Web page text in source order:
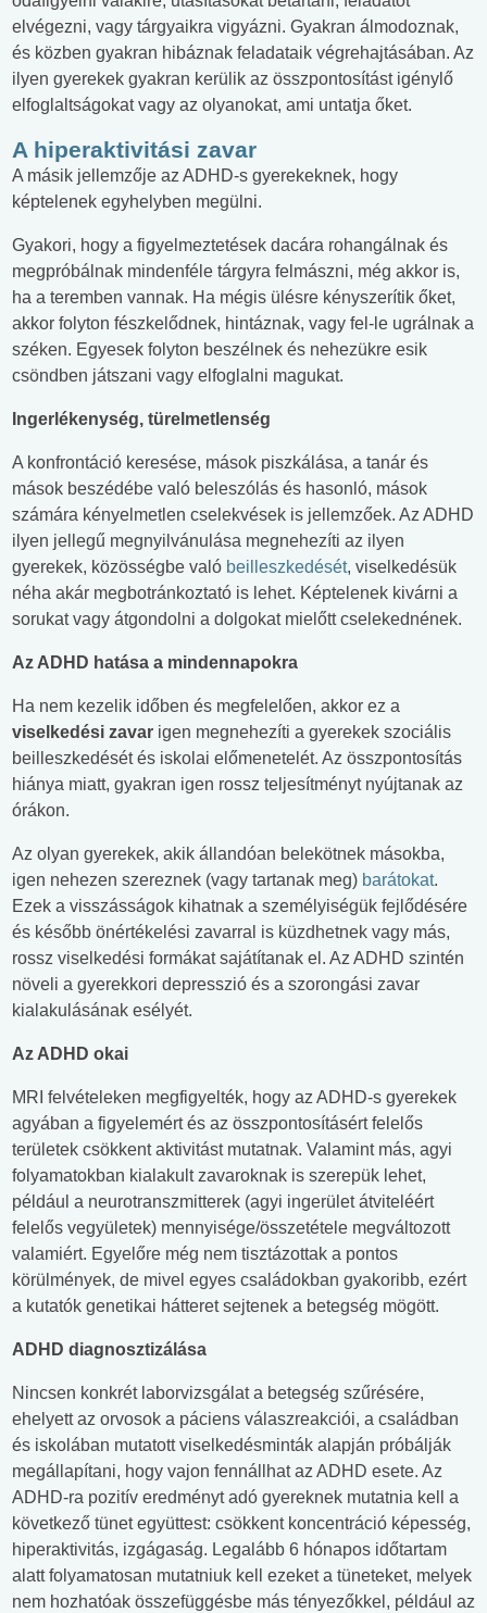
elvégezni, vagy tárgyaikra vigyázni. Gyakran álmodoznak,
és közben gyakran hibáznak feladataik végrehajtásában. Az
ilyen gyerekek gyakran kerülik az összpontosítást igénylő
elfoglaltságokat vagy az olyanokat, ami untatja őket.
A hiperaktivitási zavar
A másik jellemzője az ADHD-s gyerekeknek, hogy
képtelenek egyhelyben megülni.
Gyakori, hogy a figyelmeztetések dacára rohangálnak és
megpróbálnak mindenféle tárgyra felmászni, még akkor is,
ha a teremben vannak. Ha mégis ülésre kényszerítik őket,
akkor folyton fészkelődnek, hintáznak, vagy fel-le ugrálnak a
széken. Egyesek folyton beszélnek és nehezükre esik
csöndben játszani vagy elfoglalni magukat.
Ingerlékenység, türelmetlenség
A konfrontáció keresése, mások piszkálása, a tanár és
mások beszédébe való beleszólás és hasonló, mások
számára kényelmetlen cselekvések is jellemzőek. Az ADHD
ilyen jellegű megnyilvánulása megnehezíti az ilyen
gyerekek, közösségbe való beilleszkedését, viselkedésük
néha akár megbotránkoztató is lehet. Képtelenek kivárni a
sorukat vagy átgondolni a dolgokat mielőtt cselekednének.
Az ADHD hatása a mindennapokra
Ha nem kezelik időben és megfelelően, akkor ez a
viselkedési zavar igen megnehezíti a gyerekek szociális
beilleszkedését és iskolai előmenetelét. Az összpontosítás
hiánya miatt, gyakran igen rossz teljesítményt nyújtanak az
órákon.
Az olyan gyerekek, akik állandóan belekötnek másokba,
igen nehezen szereznek (vagy tartanak meg) barátokat.
Ezek a visszásságok kihatnak a személyiségük fejlődésére
és később önértékelési zavarral is küzdhetnek vagy más,
rossz viselkedési formákat sajátítanak el. Az ADHD szintén
növeli a gyerekkori depresszió és a szorongási zavar
kialakulásának esélyét.
Az ADHD okai
MRI felvételeken megfigyelték, hogy az ADHD-s gyerekek
agyában a figyelemért és az összpontosításért felelős
területek csökkent aktivitást mutatnak. Valamint más, agyi
folyamatokban kialakult zavaroknak is szerepük lehet,
például a neurotranszmitterek (agyi ingerület átviteléért
felelős vegyületek) mennyisége/összetétele megváltozott
valamiért. Egyelőre még nem tisztázottak a pontos
körülmények, de mivel egyes családokban gyakoribb, ezért
a kutatók genetikai hátteret sejtenek a betegség mögött.
ADHD diagnosztizálása
Nincsen konkrét laborvizsgálat a betegség szűrésére,
ehelyett az orvosok a páciens válaszreakciói, a családban
és iskolában mutatott viselkedésminták alapján próbálják
megállapítani, hogy vajon fennállhat az ADHD esete. Az
ADHD-ra pozitív eredményt adó gyereknek mutatnia kell a
következő tünet együttest: csökkent koncentráció képesség,
hiperaktivitás, izgágaság. Legalább 6 hónapos időtartam
alatt folyamatosan mutatniuk kell ezeket a tüneteket, melyek
nem hozhatóak összefüggésbe más tényezőkkel, például az